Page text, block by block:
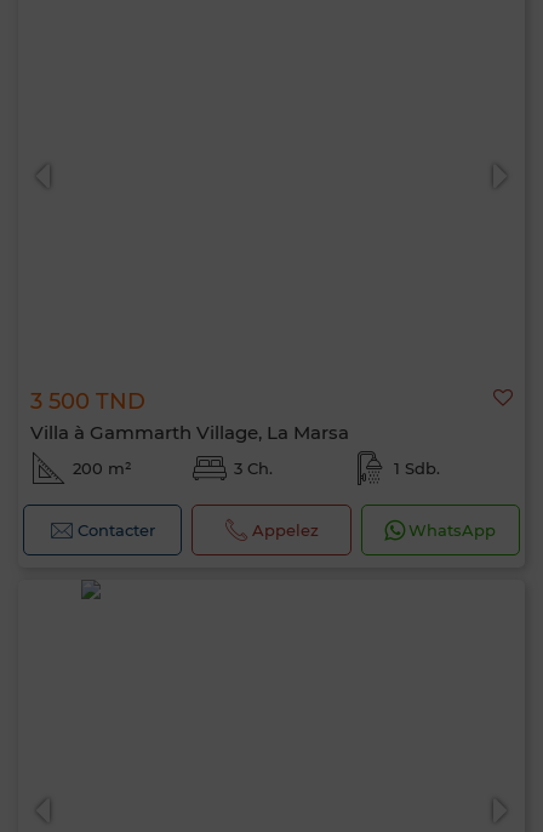
3 500 TND
Villa à Gammarth Village, La Marsa
200 m² 3 Ch. 1 Sdb.
Contacter Appelez WhatsApp